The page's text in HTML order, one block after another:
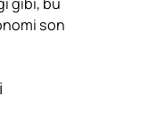
gibi, bu
son